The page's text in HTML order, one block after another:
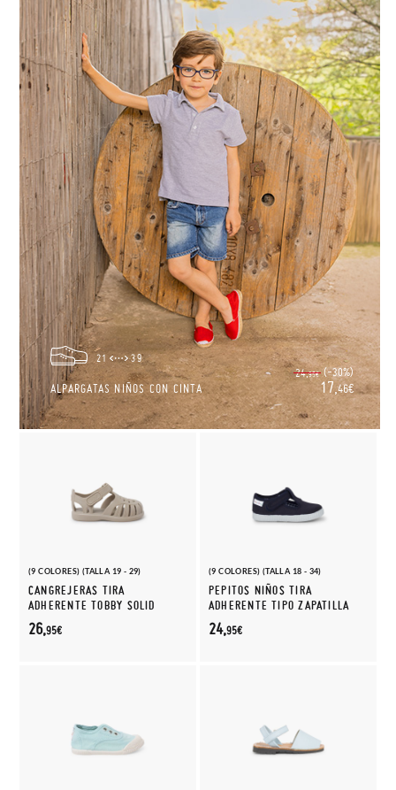
21 39
ALPARGATAS NIÑOS CON CINTA
24,95€ (-30%)
17,46€
(9 COLORES) (TALLA 19 - 29)
CANGREJERAS TIRA
ADHERENTE TOBBY SOLID
26,95€
(9 COLORES) (TALLA 18 - 34)
PEPITOS NIÑOS TIRA
ADHERENTE TIPO ZAPATILLA
24,95€